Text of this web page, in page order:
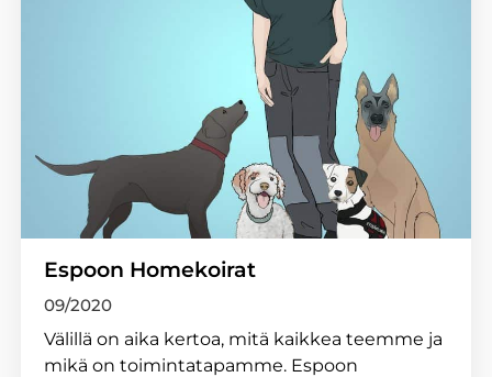
Espoon Homekoirat
09/2020
Välillä on aika kertoa, mitä kaikkea teemme ja
mikä on toimintatapamme. Espoon